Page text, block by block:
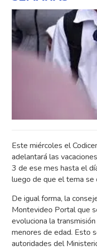
Este miércoles el
adelantará las
3 de ese mes hasta el
luego de que el tema se
De igual forma, la
Montevideo Portal que
evoluciona la
menores de edad. Esto
autoridades del